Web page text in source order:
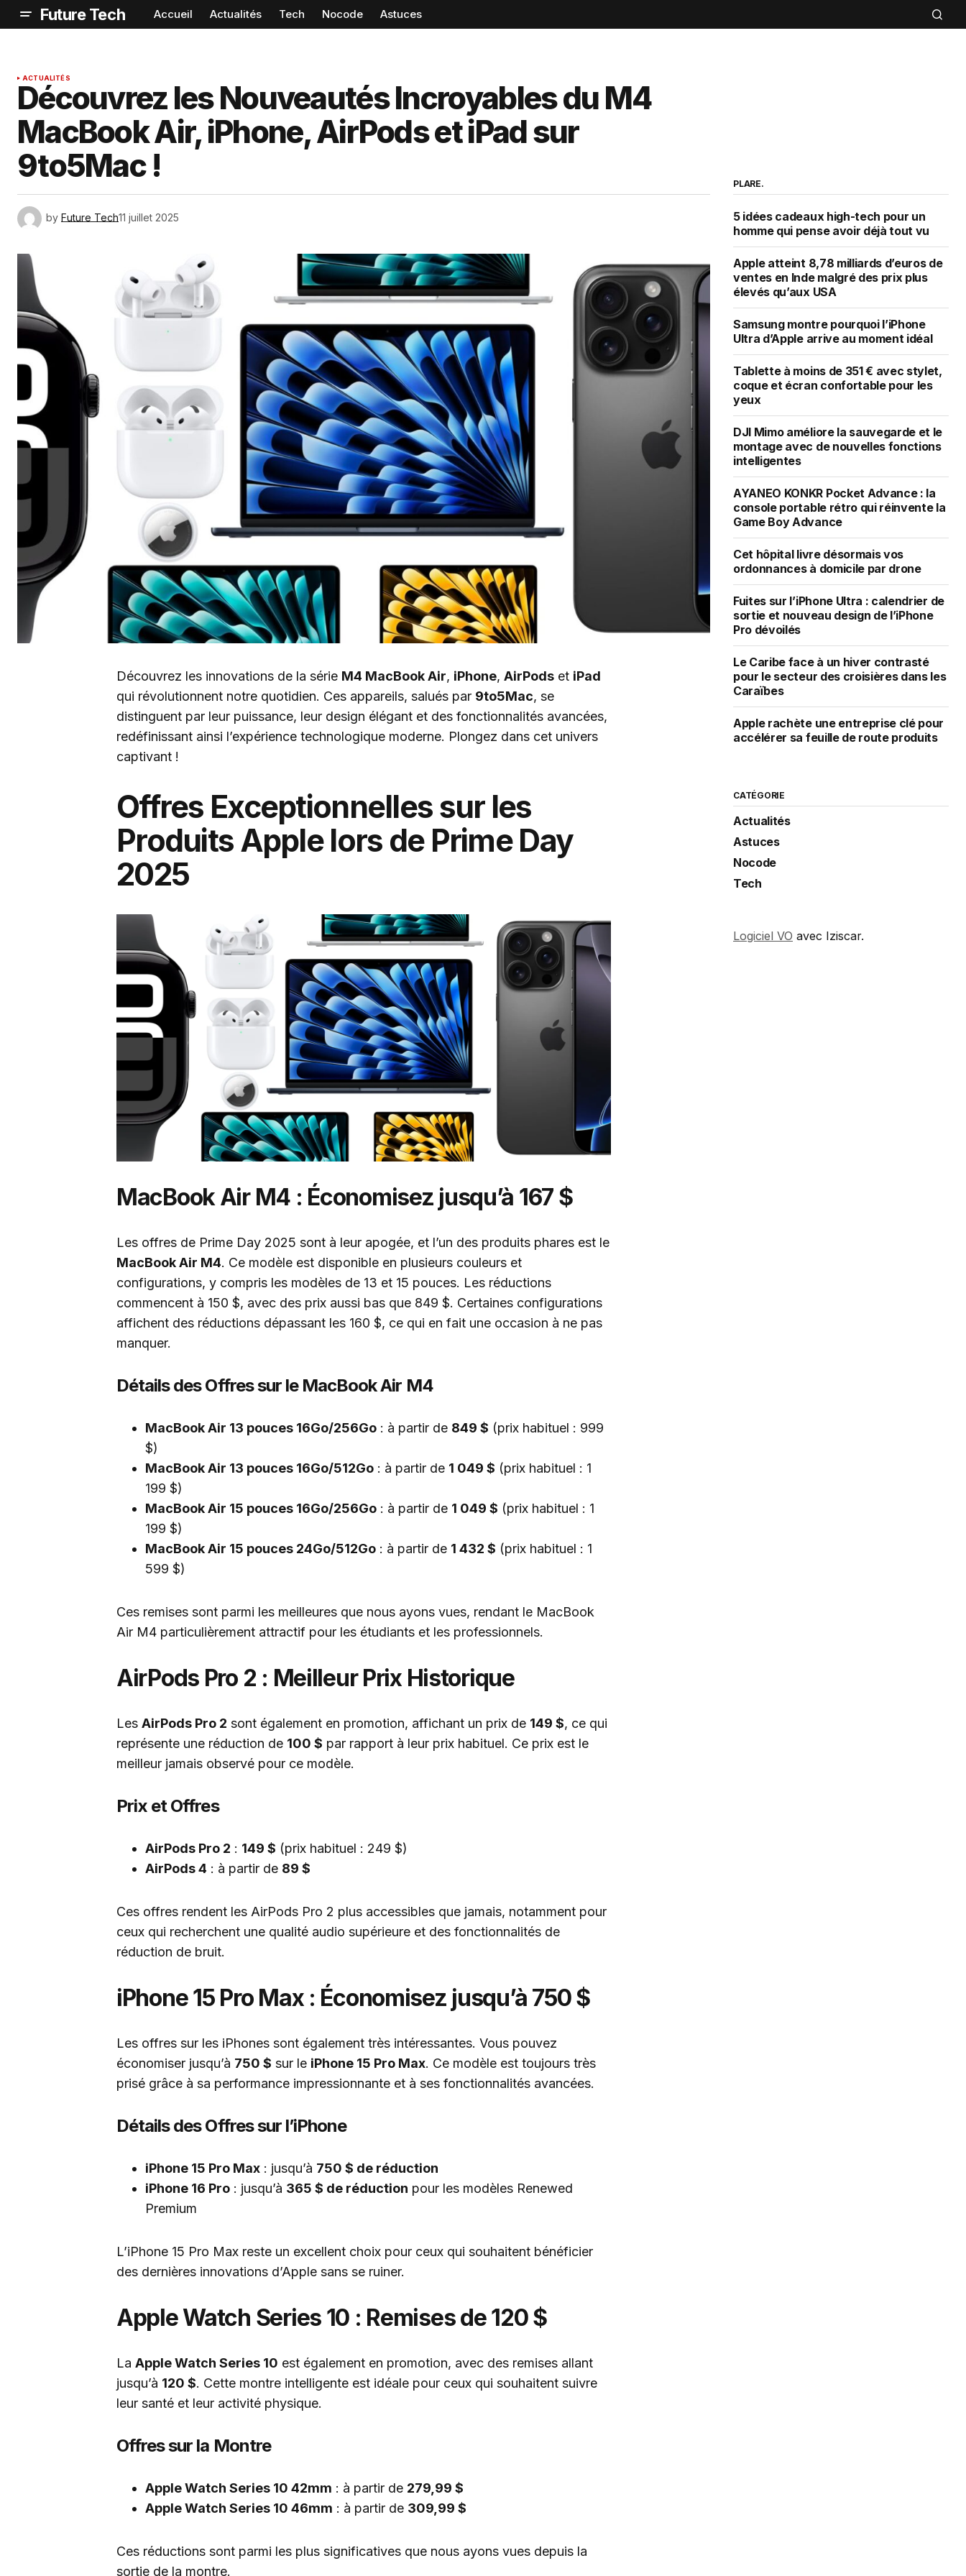
Future Tech Accueil Actualités Tech Nocode Astuces
ACTUALITÉS
Découvrez les Nouveautés Incroyables du M4
MacBook Air, iPhone, AirPods et iPad sur
9to5Mac !
by Future Tech11 juillet 2025
Découvrez les innovations de la série M4 MacBook Air, iPhone, AirPods et iPad
qui révolutionnent notre quotidien. Ces appareils, salués par 9to5Mac, se
distinguent par leur puissance, leur design élégant et des fonctionnalités avancées,
redéfinissant ainsi l’expérience technologique moderne. Plongez dans cet univers
captivant !
Offres Exceptionnelles sur les
Produits Apple lors de Prime Day
2025
MacBook Air M4 : Économisez jusqu’à 167 $
Les offres de Prime Day 2025 sont à leur apogée, et l’un des produits phares est le
MacBook Air M4. Ce modèle est disponible en plusieurs couleurs et
configurations, y compris les modèles de 13 et 15 pouces. Les réductions
commencent à 150 $, avec des prix aussi bas que 849 $. Certaines configurations
affichent des réductions dépassant les 160 $, ce qui en fait une occasion à ne pas
manquer.
Détails des Offres sur le MacBook Air M4
MacBook Air 13 pouces 16Go/256Go : à partir de 849 $ (prix habituel : 999
$)
MacBook Air 13 pouces 16Go/512Go : à partir de 1 049 $ (prix habituel : 1
199 $)
MacBook Air 15 pouces 16Go/256Go : à partir de 1 049 $ (prix habituel : 1
199 $)
MacBook Air 15 pouces 24Go/512Go : à partir de 1 432 $ (prix habituel : 1
599 $)
Ces remises sont parmi les meilleures que nous ayons vues, rendant le MacBook
Air M4 particulièrement attractif pour les étudiants et les professionnels.
AirPods Pro 2 : Meilleur Prix Historique
Les AirPods Pro 2 sont également en promotion, affichant un prix de 149 $, ce qui
représente une réduction de 100 $ par rapport à leur prix habituel. Ce prix est le
meilleur jamais observé pour ce modèle.
Prix et Offres
AirPods Pro 2 : 149 $ (prix habituel : 249 $)
AirPods 4 : à partir de 89 $
Ces offres rendent les AirPods Pro 2 plus accessibles que jamais, notamment pour
ceux qui recherchent une qualité audio supérieure et des fonctionnalités de
réduction de bruit.
iPhone 15 Pro Max : Économisez jusqu’à 750 $
Les offres sur les iPhones sont également très intéressantes. Vous pouvez
économiser jusqu’à 750 $ sur le iPhone 15 Pro Max. Ce modèle est toujours très
prisé grâce à sa performance impressionnante et à ses fonctionnalités avancées.
Détails des Offres sur l’iPhone
iPhone 15 Pro Max : jusqu’à 750 $ de réduction
iPhone 16 Pro : jusqu’à 365 $ de réduction pour les modèles Renewed
Premium
L’iPhone 15 Pro Max reste un excellent choix pour ceux qui souhaitent bénéficier
des dernières innovations d’Apple sans se ruiner.
Apple Watch Series 10 : Remises de 120 $
La Apple Watch Series 10 est également en promotion, avec des remises allant
jusqu’à 120 $. Cette montre intelligente est idéale pour ceux qui souhaitent suivre
leur santé et leur activité physique.
Offres sur la Montre
Apple Watch Series 10 42mm : à partir de 279,99 $
Apple Watch Series 10 46mm : à partir de 309,99 $
Ces réductions sont parmi les plus significatives que nous ayons vues depuis la
sortie de la montre.
PLARE.
5 idées cadeaux high-tech pour un
homme qui pense avoir déjà tout vu
Apple atteint 8,78 milliards d’euros de
ventes en Inde malgré des prix plus
élevés qu’aux USA
Samsung montre pourquoi l’iPhone
Ultra d’Apple arrive au moment idéal
Tablette à moins de 351 € avec stylet,
coque et écran confortable pour les
yeux
DJI Mimo améliore la sauvegarde et le
montage avec de nouvelles fonctions
intelligentes
AYANEO KONKR Pocket Advance : la
console portable rétro qui réinvente la
Game Boy Advance
Cet hôpital livre désormais vos
ordonnances à domicile par drone
Fuites sur l’iPhone Ultra : calendrier de
sortie et nouveau design de l’iPhone
Pro dévoilés
Le Caribe face à un hiver contrasté
pour le secteur des croisières dans les
Caraïbes
Apple rachète une entreprise clé pour
accélérer sa feuille de route produits
CATÉGORIE
Actualités
Astuces
Nocode
Tech
Logiciel VO avec Iziscar.